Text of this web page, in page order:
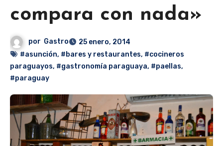
compara con nada»
por Gastro
25 enero, 2014
#asunción, #bares y restaurantes, #cocineros
paraguayos, #gastronomía paraguaya, #paellas,
#paraguay